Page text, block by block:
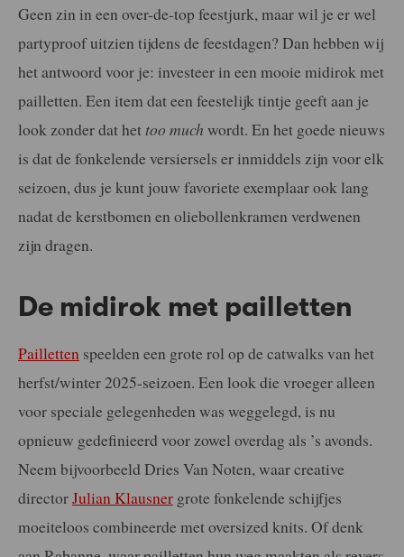
Geen zin in een over-de-top feestjurk, maar wil je er wel
partyproof uitzien tijdens de feestdagen? Dan hebben wij
het antwoord voor je: investeer in een mooie midirok met
pailletten. Een item dat een feestelijk tintje geeft aan je
look zonder dat het too much wordt. En het goede nieuws
is dat de fonkelende versiersels er inmiddels zijn voor elk
seizoen, dus je kunt jouw favoriete exemplaar ook lang
nadat de kerstbomen en oliebollenkramen verdwenen
zijn dragen.
De midirok met pailletten
Pailletten speelden een grote rol op de catwalks van het
herfst/winter 2025-seizoen. Een look die vroeger alleen
voor speciale gelegenheden was weggelegd, is nu
opnieuw gedefinieerd voor zowel overdag als ’s avonds.
Neem bijvoorbeeld Dries Van Noten, waar creative
directorJulian Klausner grote fonkelende schijfjes
moeiteloos combineerde met oversized knits. Of denk